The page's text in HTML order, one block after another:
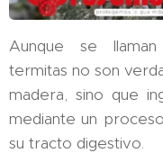
Aunque se
termitas no son
madera, sino que
mediante un
su tracto digestivo.